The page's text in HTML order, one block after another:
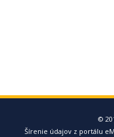
©
Šírenie údajov z portálu